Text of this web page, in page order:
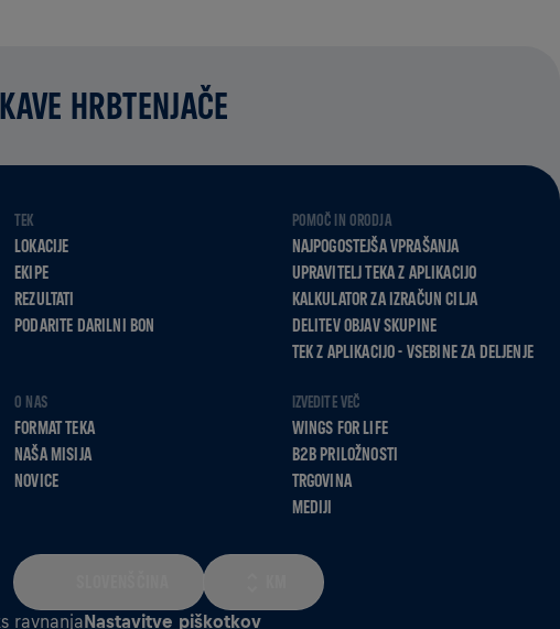
HRBTENJAČE
TEK
LOKACIJE
EKIPE
REZULTATI
PODARITE DARILNI BON
POMOČ IN ORODJA
NAJPOGOSTEJŠA VPRAŠANJA
UPRAVITELJ TEKA Z APLIKACIJO
KALKULATOR ZA IZRAČUN CILJA
DELITEV OBJAV SKUPINE
TEK Z APLIKACIJO - VSEBINE ZA DELJENJE
O NAS
FORMAT TEKA
NAŠA MISIJA
NOVICE
IZVEDITE VEČ
WINGS FOR LIFE
B2B PRILOŽNOSTI
TRGOVINA
MEDIJI
ravnanjaNastavitve piškotkov